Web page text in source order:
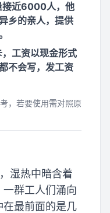
接近6000人，他
乡的亲人，提供
工资以现金形式
不会写，发工资
，若要使用需对照原
湿热中暗含着
群工人们涌向
在最前面的是几